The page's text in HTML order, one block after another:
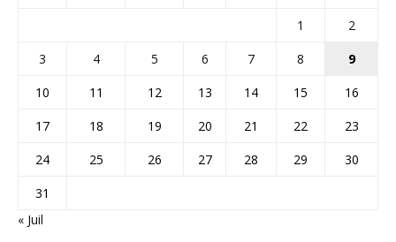
1
2
3
4 5 6 7 8
9
10
11 12 13 14 15
16
17
18 19 20 21 22
23
24
25 26 27 28 29
30
31
« Juil